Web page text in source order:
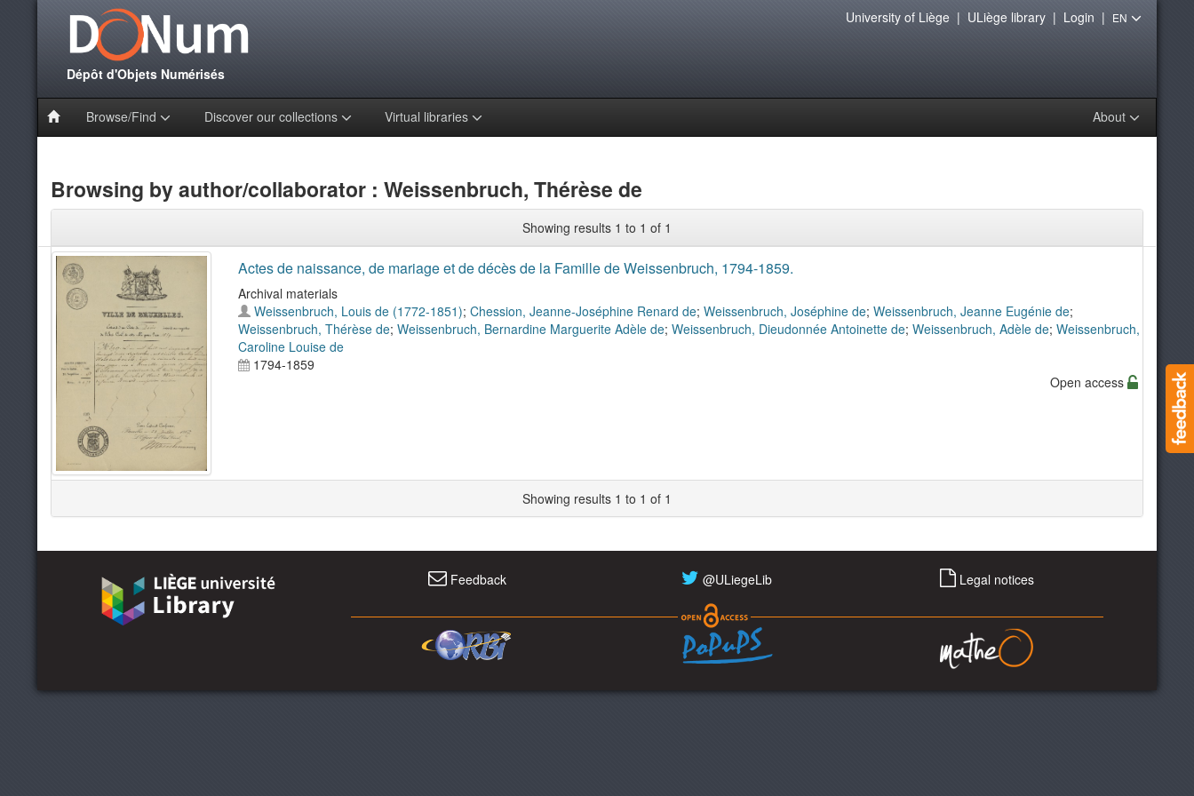
Dépôt d'Objets Numérisés
Browse/Find Discover our collections Virtual libraries About
University of Liège| ULiège library| Login | EN
Browsing by author/collaborator : Weissenbruch, Thérèse de
Showing results 1 to 1 of 1
Actes de naissance, de mariage et de décès de la Famille de Weissenbruch, 1794-1859.
Archival materials
Weissenbruch, Louis de (1772-1851); Chession, Jeanne-Joséphine Renard de; Weissenbruch, Joséphine de; Weissenbruch, Jeanne Eugénie de;
Weissenbruch, Thérèse de; Weissenbruch, Bernardine Marguerite Adèle de; Weissenbruch, Dieudonnée Antoinette de; Weissenbruch, Adèle de; Weissenbruch,
Caroline Louise de
1794-1859
Open access
Showing results 1 to 1 of 1
Feedback @ULiegeLib Legal notices